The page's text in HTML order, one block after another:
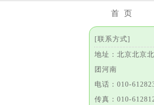
首 页
[联系方式]
地址：北京北京
团河南
电话：010-
传真：010-